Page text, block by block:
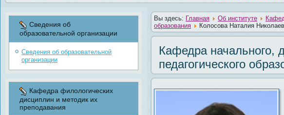
Сведения об
образовательной организации
Сведения об образовательной
организации
Кафедра филологических
дисциплин и методик их
преподавания
Вы здесь: Главная Об институте
образования
Колосова Наталия
Кафедра начального,
педагогического